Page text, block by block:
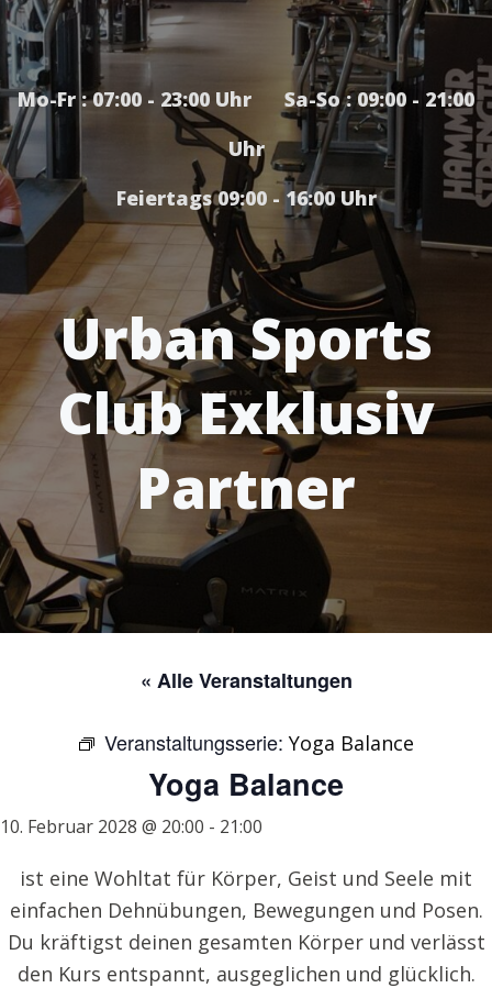
Mo-Fr : 07:00 - 23:00 Uhr Sa-So : 09:00 - 21:00
Uhr
Feiertags 09:00 - 16:00 Uhr
Urban Sports
Club Exklusiv
Partner
« Alle Veranstaltungen
Veranstaltungsserie: Yoga Balance
Yoga Balance
10. Februar 2028 @ 20:00 - 21:00
ist eine Wohltat für Körper, Geist und Seele mit
einfachen Dehnübungen, Bewegungen und Posen.
Du kräftigst deinen gesamten Körper und verlässt
den Kurs entspannt, ausgeglichen und glücklich.